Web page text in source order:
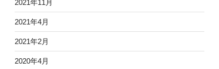
2021年11月
2021年4月
2021年2月
2020年4月